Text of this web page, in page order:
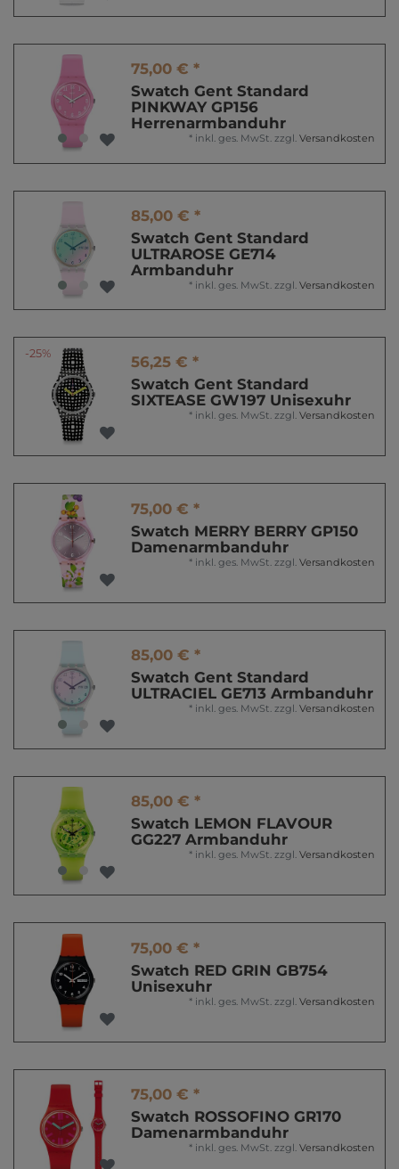
75,00 € *
Swatch Gent Standard
PINKWAY GP156
Herrenarmbanduhr
* inkl. ges. MwSt. zzgl. Versandkosten
85,00 € *
Swatch Gent Standard
ULTRAROSE GE714
Armbanduhr
* inkl. ges. MwSt. zzgl. Versandkosten
-25%
56,25 € *
Swatch Gent Standard
SIXTEASE GW197 Unisexuhr
* inkl. ges. MwSt. zzgl. Versandkosten
75,00 € *
Swatch MERRY BERRY GP150
Damenarmbanduhr
* inkl. ges. MwSt. zzgl. Versandkosten
85,00 € *
Swatch Gent Standard
ULTRACIEL GE713 Armbanduhr
* inkl. ges. MwSt. zzgl. Versandkosten
85,00 € *
Swatch LEMON FLAVOUR
GG227 Armbanduhr
* inkl. ges. MwSt. zzgl. Versandkosten
75,00 € *
Swatch RED GRIN GB754
Unisexuhr
* inkl. ges. MwSt. zzgl. Versandkosten
75,00 € *
Swatch ROSSOFINO GR170
Damenarmbanduhr
* inkl. ges. MwSt. zzgl. Versandkosten